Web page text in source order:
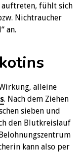
auftreten, fühlt sich
Nichtraucher
an.
alleine
. Nach dem Ziehen
sieben und
den Blutkreislauf
kann also per